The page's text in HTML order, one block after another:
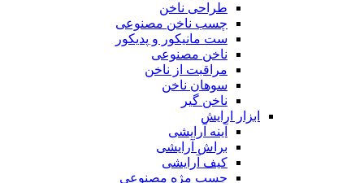
طراحی ناخن
چسب ناخن مصنوعی
ست مانیکور و پدیکور
ناخن مصنوعی
مراقبت از ناخن
سوهان ناخن
ناخن گیر
ابزار ارایش
آینه آرایشی
براش آرایشی
کیف آرایشی
چسب مژه مصنوعی